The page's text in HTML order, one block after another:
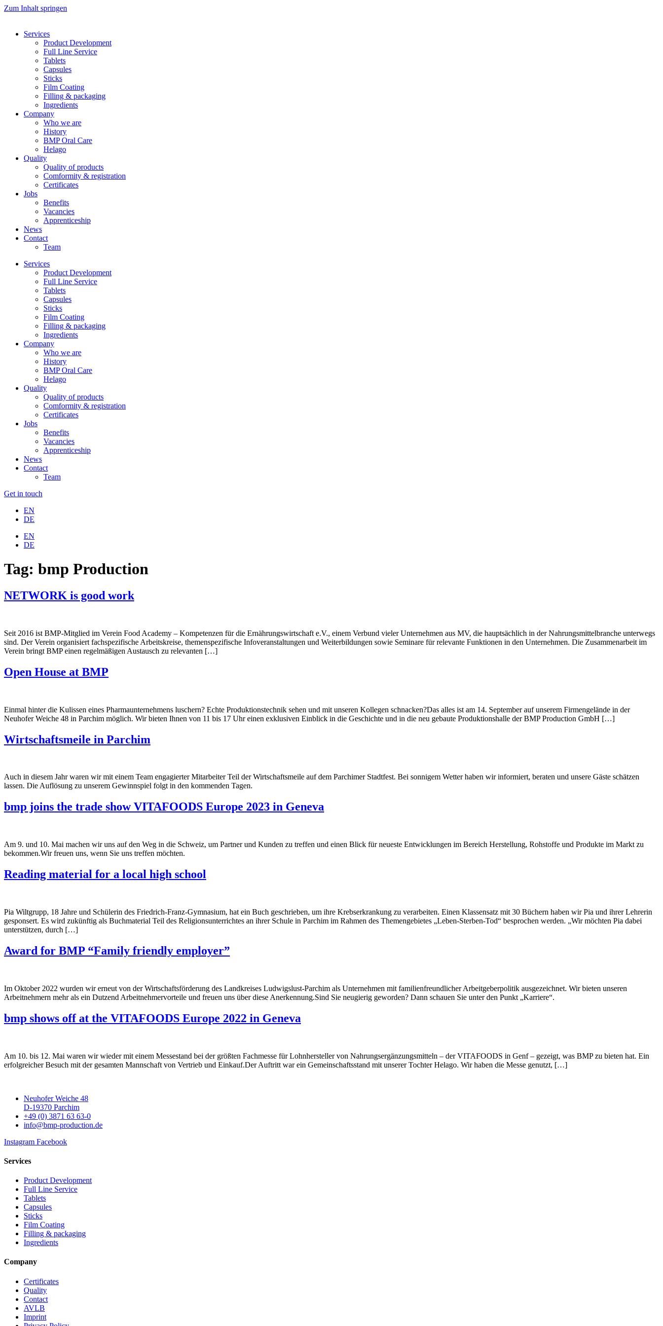
Zum Inhalt springen
Services
Product Development
Full Line Service
Tablets
Capsules
Sticks
Film Coating
Filling & packaging
Ingredients
Company
Who we are
History
BMP Oral Care
Helago
Quality
Quality of products
Comformity & registration
Certificates
Jobs
Benefits
Vacancies
Apprenticeship
News
Contact
Team
Services
Product Development
Full Line Service
Tablets
Capsules
Sticks
Film Coating
Filling & packaging
Ingredients
Company
Who we are
History
BMP Oral Care
Helago
Quality
Quality of products
Comformity & registration
Certificates
Jobs
Benefits
Vacancies
Apprenticeship
News
Contact
Team
Get in touch
EN
DE
EN
DE
Tag: bmp Production
NETWORK is good work
Seit 2016 ist BMP-Mitglied im Verein Food Academy – Kompetenzen für die Ernährungswirtschaft e.V., einem Verbund vieler Unternehmen aus MV, die hauptsächlich in der Nahrungsmittelbranche unterwegs
sind. Der Verein organisiert fachspezifische Arbeitskreise, themenspezifische Infoveranstaltungen und Weiterbildungen sowie Seminare für relevante Funktionen in den Unternehmen. Die Zusammenarbeit im
Verein bringt BMP einen regelmäßigen Austausch zu relevanten […]
Open House at BMP
Einmal hinter die Kulissen eines Pharmaunternehmens luschern? Echte Produktionstechnik sehen und mit unseren Kollegen schnacken?Das alles ist am 14. September auf unserem Firmengelände in der
Neuhofer Weiche 48 in Parchim möglich. Wir bieten Ihnen von 11 bis 17 Uhr einen exklusiven Einblick in die Geschichte und in die neu gebaute Produktionshalle der BMP Production GmbH […]
Wirtschaftsmeile in Parchim
Auch in diesem Jahr waren wir mit einem Team engagierter Mitarbeiter Teil der Wirtschaftsmeile auf dem Parchimer Stadtfest. Bei sonnigem Wetter haben wir informiert, beraten und unsere Gäste schätzen
lassen. Die Auflösung zu unserem Gewinnspiel folgt in den kommenden Tagen.
bmp joins the trade show VITAFOODS Europe 2023 in Geneva
Am 9. und 10. Mai machen wir uns auf den Weg in die Schweiz, um Partner und Kunden zu treffen und einen Blick für neueste Entwicklungen im Bereich Herstellung, Rohstoffe und Produkte im Markt zu
bekommen.Wir freuen uns, wenn Sie uns treffen möchten.
Reading material for a local high school
Pia Wiltgrupp, 18 Jahre und Schülerin des Friedrich-Franz-Gymnasium, hat ein Buch geschrieben, um ihre Krebserkrankung zu verarbeiten. Einen Klassensatz mit 30 Büchern haben wir Pia und ihrer Lehrerin
gesponsert. Es wird zukünftig als Buchmaterial Teil des Religionsunterrichtes an ihrer Schule in Parchim im Rahmen des Themengebietes „Leben-Sterben-Tod“ besprochen werden. „Wir möchten Pia dabei
unterstützen, durch […]
Award for BMP “Family friendly employer”
Im Oktober 2022 wurden wir erneut von der Wirtschaftsförderung des Landkreises Ludwigslust-Parchim als Unternehmen mit familienfreundlicher Arbeitgeberpolitik ausgezeichnet. Wir bieten unseren
Arbeitnehmern mehr als ein Dutzend Arbeitnehmervorteile und freuen uns über diese Anerkennung.Sind Sie neugierig geworden? Dann schauen Sie unter den Punkt „Karriere“.
bmp shows off at the VITAFOODS Europe 2022 in Geneva
Am 10. bis 12. Mai waren wir wieder mit einem Messestand bei der größten Fachmesse für Lohnhersteller von Nahrungsergänzungsmitteln – der VITAFOODS in Genf – gezeigt, was BMP zu bieten hat. Ein
erfolgreicher Besuch mit der gesamten Mannschaft von Vertrieb und Einkauf.Der Auftritt war ein Gemeinschaftsstand mit unserer Tochter Helago. Wir haben die Messe genutzt, […]
Neuhofer Weiche 48
D-19370 Parchim
+49 (0) 3871 63 63-0
info@bmp-production.de
Instagram Facebook
Services
Product Development
Full Line Service
Tablets
Capsules
Sticks
Film Coating
Filling & packaging
Ingredients
Company
Certificates
Quality
Contact
AVLB
Imprint